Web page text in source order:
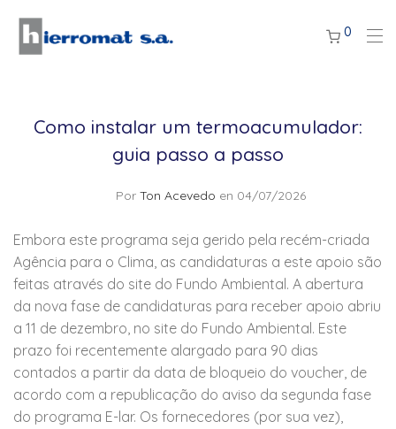
0
Como instalar um termoacumulador:
guia passo a passo
Por Ton Acevedo en 04/07/2026
Embora este programa seja gerido pela recém-criada
Agência para o Clima, as candidaturas a este apoio são
feitas através do site do Fundo Ambiental. A abertura
da nova fase de candidaturas para receber apoio abriu
a 11 de dezembro, no site do Fundo Ambiental. Este
prazo foi recentemente alargado para 90 dias
contados a partir da data de bloqueio do voucher, de
acordo com a republicação do aviso da segunda fase
do programa E-lar. Os fornecedores (por sua vez),